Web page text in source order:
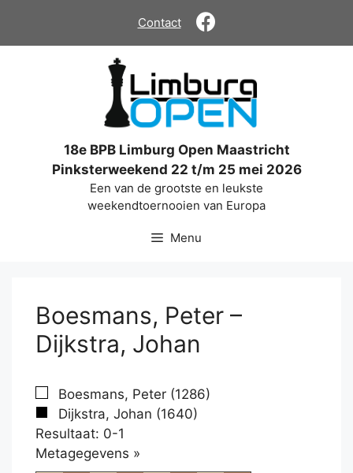
de
Contact
18e BPB Limburg Open Maastricht
Pinksterweekend 22 t/m 25 mei 2026
Een van de grootste en leukste
weekendtoernooien van Europa
Menu
Boesmans, Peter –
Dijkstra, Johan
Boesmans, Peter (1286)
Dijkstra, Johan (1640)
Resultaat: 0-1
Metagegevens »